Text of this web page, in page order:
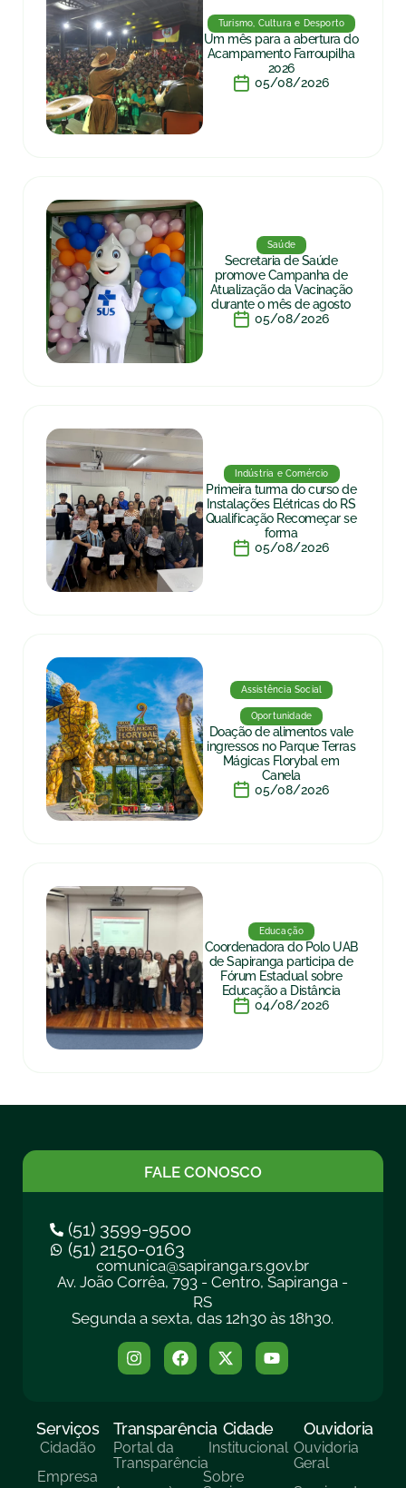
Turismo, Cultura e Desporto
Um mês para a abertura do
Acampamento Farroupilha
2026
05/08/2026
Saúde
Secretaria de Saúde
promove Campanha de
Atualização da Vacinação
durante o mês de agosto
05/08/2026
Indústria e Comércio
Primeira turma do curso de
Instalações Elétricas do RS
Qualificação Recomeçar se
forma
05/08/2026
Assistência Social
Oportunidade
Doação de alimentos vale
ingressos no Parque Terras
Mágicas Florybal em
Canela
05/08/2026
Educação
Coordenadora do Polo UAB
de Sapiranga participa de
Fórum Estadual sobre
Educação a Distância
04/08/2026
FALE CONOSCO
(51) 3599-9500
(51) 2150-0163
comunica@sapiranga.rs.gov.br
Av. João Corrêa, 793 - Centro, Sapiranga -
RS
Segunda a sexta, das 12h30 às 18h30.
Serviços
Cidadão
Empresa
Transparência
Portal da
Transparência
Cidade
Institucional
Sobre
Ouvidoria
Ouvidoria
Geral